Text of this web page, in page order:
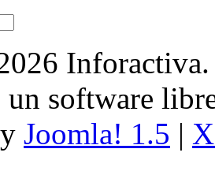
Inforactiva.
un software
Joomla! 1.5 |